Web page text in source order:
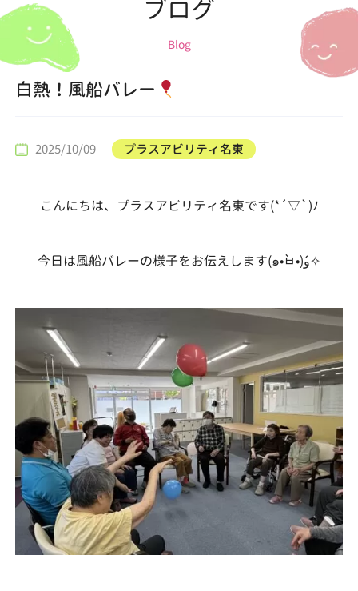
ブログ
Blog
白熱！風船バレー
2025/10/09 プラスアビリティ名東
こんにちは、プラスアビリティ名東です(*´▽`)ﾉ
今日は風船バレーの様子をお伝えします(๑•̀ㅂ•́)و✧